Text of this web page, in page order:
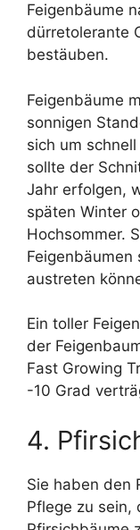
Feigenbäume
dürretolerante
bestäuben.
Feigenbäume
sonnigen
sich um
sollte der
Jahr erfolgen,
späten Winter
Hochsommer.
austreten
Ein toller
der
Fast Growing
-10 Grad
4.
Sie haben den
Pflege zu sein,